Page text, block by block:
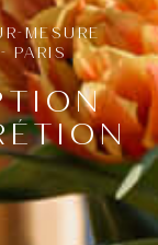
MESURE
PARIS